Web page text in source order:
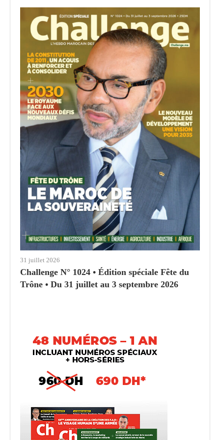
31 juillet 2026
Challenge N° 1024 • Édition spéciale Fête du
Trône • Du 31 juillet au 3 septembre 2026